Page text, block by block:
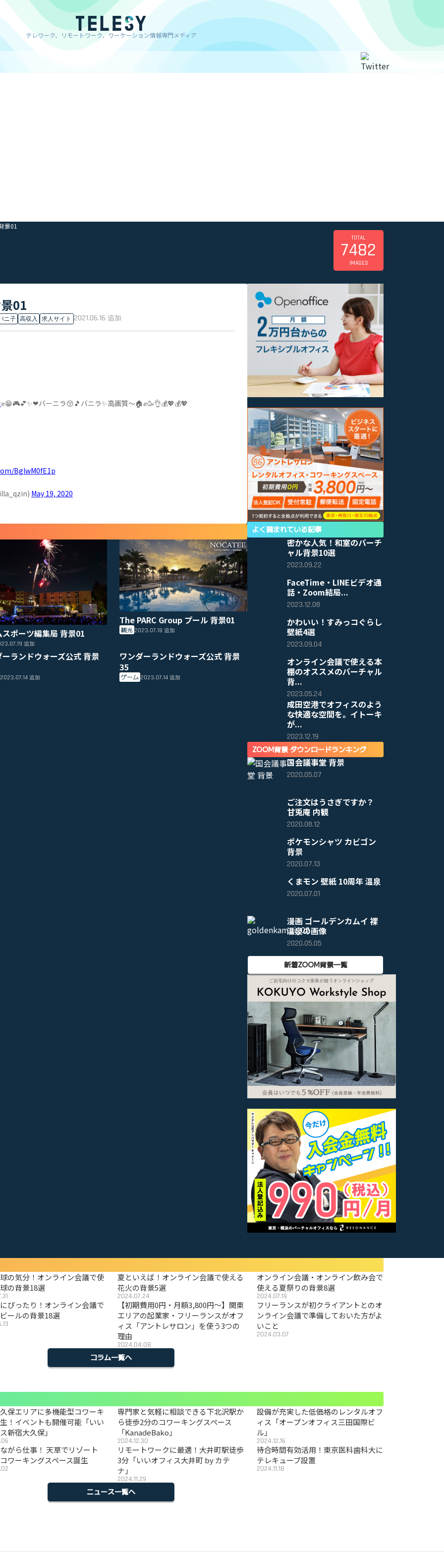
テレワーク、リモートワーク、ワーケーション情報専門メディア
景01
TOTAL
7482
IMAGES
01
ニ子 高収入 求人サイト 2021.06.16 追加
✊😁🎮💕✨❤バーニラ😚🎵バニラ✨高画質～🏠✊🥳👌💰💖💰💖
BglwM0fE1p
May 19, 2020
スポーツ編集局 背景01
追加
The PARC Group プール 背景01
観光 2023.07.18追加
ーランドウォーズ公式 背景
2023.07.14 追加
ワンダーランドウォーズ公式 背景
35
ゲーム 2023.07.14追加
よく読まれている記事
密かな人気！和室のバーチ
ャル背景10選
2023.09.22
FaceTime・LINEビデオ通
話・Zoom結局...
2023.12.08
かわいい！すみっコぐらし
壁紙4選
2023.09.04
オンライン会議で使える本
棚のオススメのバーチャル
背...
2023.05.24
成田空港でオフィスのよう
な快適な空間を。イトーキ
が...
2023.12.19
ZOOM背景 ダウンロードランキング
国会議事堂 背景
2020.05.07
ご注文はうさぎですか？
甘兎庵 内観
2020.08.12
ポケモンシャツ カビゴン
背景
2020.07.13
くまモン 壁紙 10周年 温泉
2020.07.01
漫画 ゴールデンカムイ 裸
温泉の画像
2020.05.05
新着ZOOM背景一覧
の気分！オンライン会議で使
の背景18選
夏といえば！オンライン会議で使える
花火の背景5選
2024.07.24
オンライン会議・オンライン飲み会で
使える夏祭りの背景8選
2024.07.19
ぴったり！オンライン会議で
ールの背景18選
【初期費用0円・月額3,800円〜】関東
エリアの起業家・フリーランスがオフ
ィス「アントレサロン」を使う3つの
理由
2024.04.08
フリーランスが初クライアントとのオ
ンライン会議で準備しておいた方がよ
いこと
2024.03.07
コラム一覧へ
保エリアに多機能型コワーキ
！イベントも開催可能「いい
新宿大久保」
専門家と気軽に相談できる下北沢駅か
ら徒歩2分のコワーキングスペース
「KanadeBako」
2024.12.30
設備が充実した低価格のレンタルオフ
ィス「オープンオフィス三田国際ビ
ル」
2024.12.16
がら仕事！ 天草でリゾート
ワーキングスペース誕生
リモートワークに最適！大井町駅徒歩
3分「いいオフィス大井町 by カテ
ナ」
2024.11.29
待合時間有効活用！東京医科歯科大に
テレキューブ設置
2024.11.18
ニュース一覧へ